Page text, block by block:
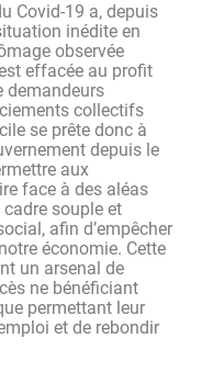
Covid-19 a, depuis
inédite en
observée
effacée au profit
demandeurs
collectifs
se prête donc à
depuis le
aux
face à des aléas
cadre souple et
afin d’empêcher
économie. Cette
un arsenal de
ne bénéficiant
permettant leur
et de rebondir